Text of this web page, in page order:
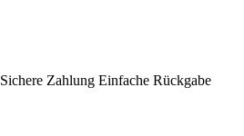
Sichere Zahlung Einfache Rückgabe